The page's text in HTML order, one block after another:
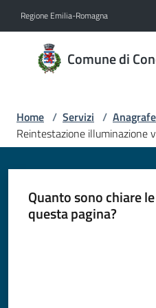
Regione Emilia-Romagna
Comune di
Comune
di
Amministrazione
Servizi
Home / Servizi /
Reintestazione illuminazione
Quanto sono chiare
questa pagina?